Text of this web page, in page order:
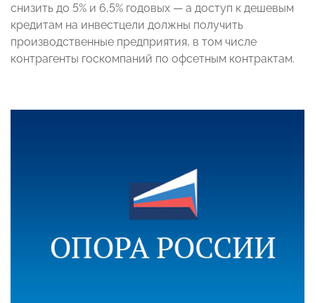
снизить до 5% и 6,5% годовых — а доступ к дешевым
кредитам на инвестцели должны получить
производственные предприятия, в том числе
контрагенты госкомпаний по офсетным контрактам.